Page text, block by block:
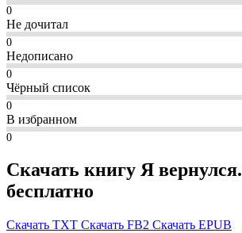
0
Не дочитал
0
Недописано
0
Чёрный список
0
В избранном
0
Скачать книгу Я
бесплатно
Скачать TXT Скачать FB2 Скачать EPUB